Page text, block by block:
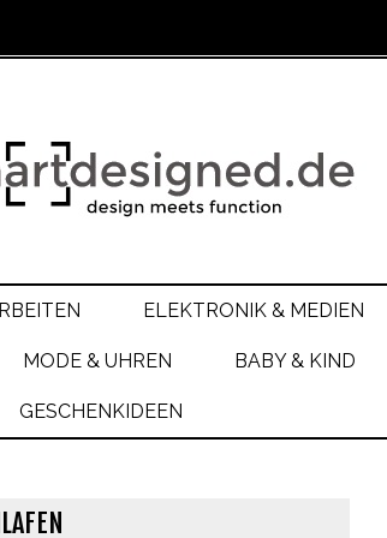
ELEKTRONIK & MEDIEN
MODE & UHREN BABY & KIND
GESCHENKIDEEN